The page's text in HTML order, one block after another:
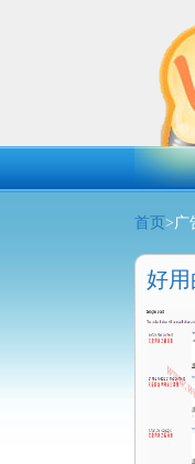
首页 >广
好用